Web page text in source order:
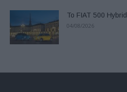
Το FIAT 500
04/08/2026